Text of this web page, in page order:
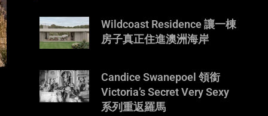
Wildcoast Residence 讓一棟
房子真正住進澳洲海岸
Candice Swanepoel 領銜
Victoria’s Secret Very Sexy
系列重返羅馬